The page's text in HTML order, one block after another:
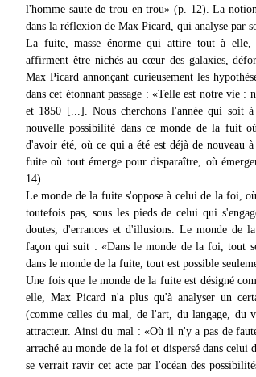
l'homme saute de trou en trou» (p. 12). La
dans la réflexion de Max Picard, qui analyse par
La fuite, masse énorme qui attire tout à elle,
affirment être nichés au cœur des galaxies,
Max Picard annonçant curieusement les
dans cet étonnant passage : «Telle est notre vie :
et 1850 [...]. Nous cherchons l'année qui soit
nouvelle possibilité dans ce monde de la fuit
d'avoir été, où ce qui a été est déjà de nouveau
fuite où tout émerge pour disparaître, où
14).
Le monde de la fuite s'oppose à celui de la foi,
toutefois pas, sous les pieds de celui qui
doutes, d'errances et d'illusions. Le monde de
façon qui suit : «Dans le monde de la foi, tout
dans le monde de la fuite, tout est possible
Une fois que le monde de la fuite est désigné
elle, Max Picard n'a plus qu'à analyser un
(comme celles du mal, de l'art, du langage, du
attracteur. Ainsi du mal : «Où il n'y a pas de
arraché au monde de la foi et dispersé dans
se verrait ravir cet acte par l'océan des